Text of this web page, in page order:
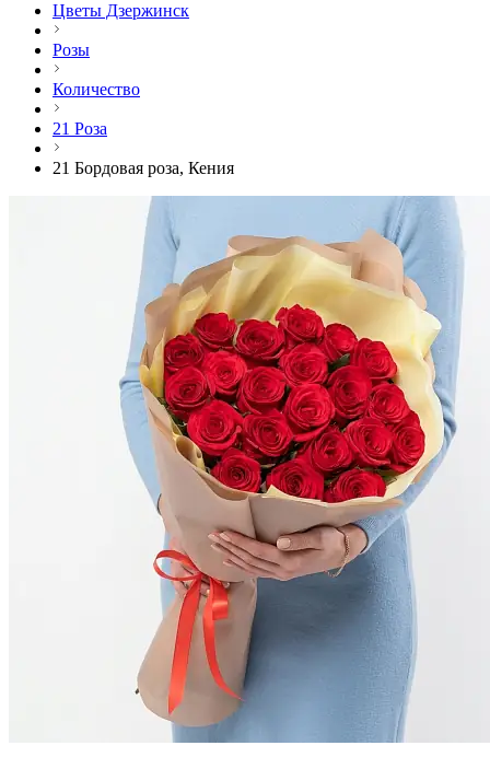
Цветы Дзержинск
Розы
Количество
21 Роза
21 Бордовая роза, Кения